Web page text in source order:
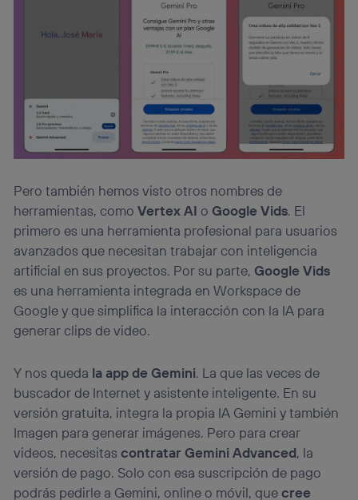
Pero también hemos visto otros nombres de
herramientas, comoVertex AI o Google Vids. El
primero es una herramienta profesional para usuarios
avanzados que necesitan trabajar con inteligencia
artificial en sus proyectos. Por su parte, Google Vids
es una herramienta integrada en Workspace de
Google y que simplifica la interacción con la IA para
generar clips de video.
Y nos queda la app de Gemini. La que las veces de
buscador de Internet y asistente inteligente. En su
versión gratuita, integra la propia IA Gemini y también
Imagen para generar imágenes. Pero para crear
videos, necesitascontratar Gemini Advanced, la
versión de pago. Solo con esa suscripción de pago
podrás pedirle a Gemini, online o móvil, quecree